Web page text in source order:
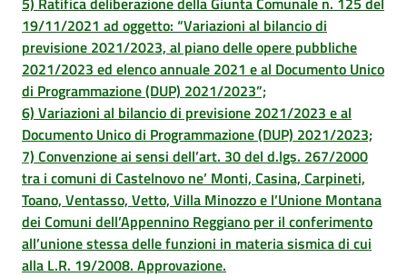
19/11/2021 ad oggetto: “Variazioni al bilancio di
previsione 2021/2023, al piano delle opere pubbliche
2021/2023 ed elenco annuale 2021 e al Documento Unico
di Programmazione (DUP) 2021/2023”;
6) Variazioni al bilancio di previsione 2021/2023 e al
Documento Unico di Programmazione (DUP) 2021/2023;
7) Convenzione ai sensi dell’art. 30 del d.lgs. 267/2000
tra i comuni di Castelnovo ne’ Monti, Casina, Carpineti,
Toano, Ventasso, Vetto, Villa Minozzo e l’Unione Montana
dei Comuni dell’Appennino Reggiano per il conferimento
all’unione stessa delle funzioni in materia sismica di cui
alla L.R. 19/2008. Approvazione.